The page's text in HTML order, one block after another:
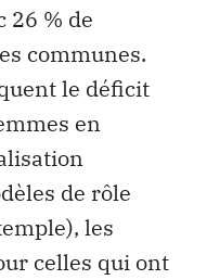
26 % de
communes.
le déficit
en
de rôle
les
celles qui ont